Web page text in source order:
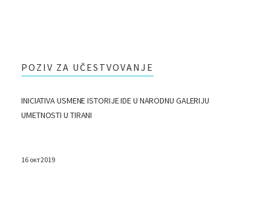
POZIV ZA UČESTVOVANJE
INICIATIVA USMENE ISTORIJE IDE U NARODNU GALERIJU
UMETNOSTI U TIRANI
16 окт 2019